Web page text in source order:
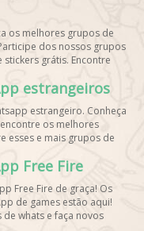
os melhores grupos de
dos nossos grupos
grátis. Encontre
estrangeiros
estrangeiro. Conheça
os melhores
esses e mais grupos de
Free Fire
Free Fire de graça! Os
de games estão aqui!
whats e faça novos